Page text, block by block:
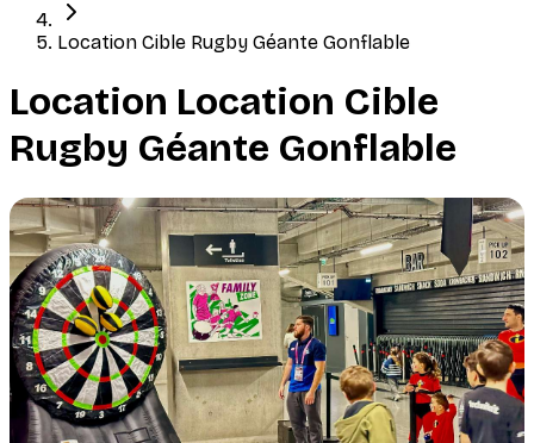
Location Cible Rugby Géante Gonflable
Location Location Cible
Rugby Géante Gonflable